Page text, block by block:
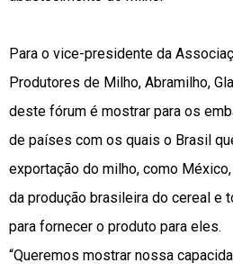
Para o vice-presidente da
Produtores de Milho, Abramilho,
deste fórum é mostrar para os
de países com os quais o Brasil
exportação do milho, como
da produção brasileira do cereal e
para fornecer o produto para eles.
“Queremos mostrar nossa